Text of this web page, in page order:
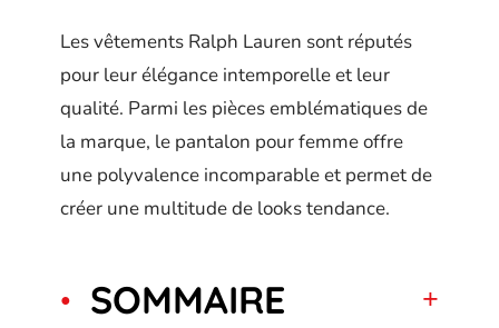
Les vêtements Ralph Lauren sont réputés
pour leur élégance intemporelle et leur
qualité. Parmi les pièces emblématiques de
la marque, le pantalon pour femme offre
une polyvalence incomparable et permet de
créer une multitude de looks tendance.
SOMMAIRE